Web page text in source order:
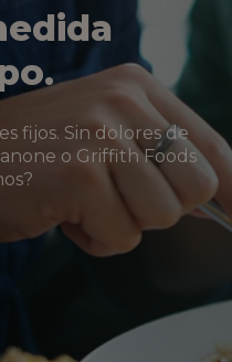
fijos. Sin dolores de
o Griffith Foods